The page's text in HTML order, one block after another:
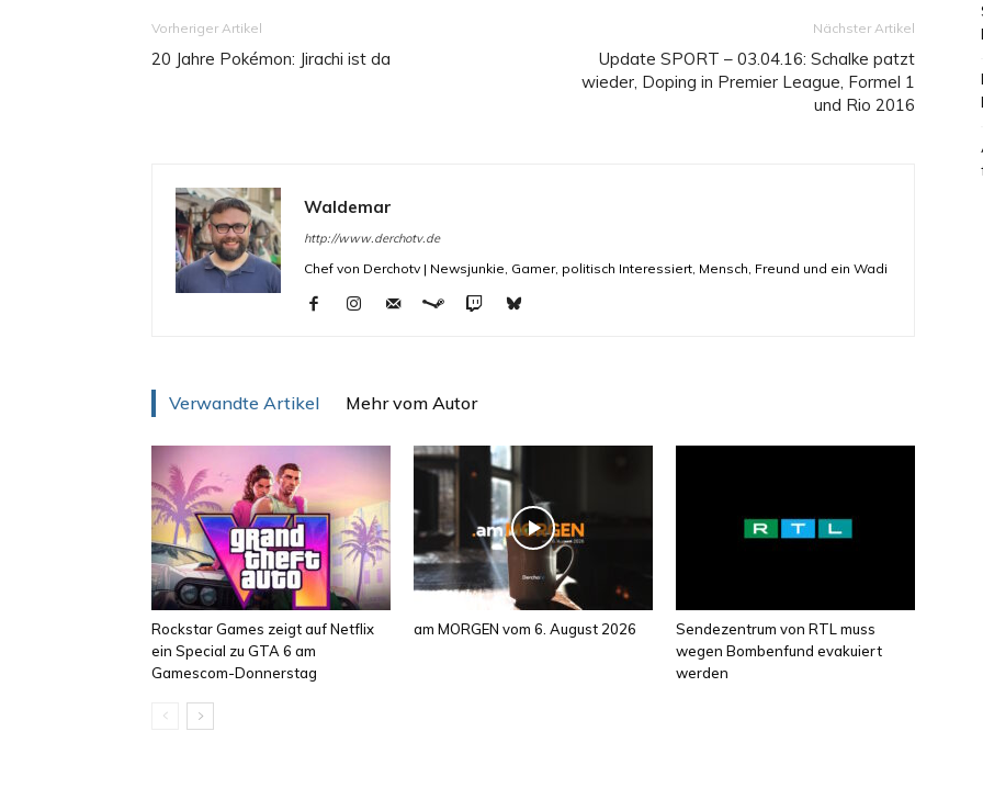
Vorheriger Artikel
20 Jahre Pokémon: Jirachi ist da
Nächster Artikel
Update SPORT – 03.04.16: Schalke patzt
wieder, Doping in Premier League, Formel 1
und Rio 2016
Waldemar
http://www.derchotv.de
Chef von Derchotv | Newsjunkie, Gamer, politisch Interessiert, Mensch, Freund und ein Wadi
Verwandte Artikel Mehr vom Autor
Rockstar Games zeigt auf Netflix
ein Special zu GTA 6 am
Gamescom-Donnerstag
am MORGEN vom 6. August 2026
Sendezentrum von RTL muss
wegen Bombenfund evakuiert
werden